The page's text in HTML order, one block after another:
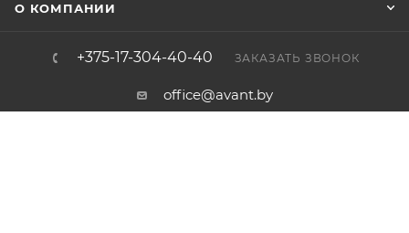
О КОМПАНИИ
+375-17-304-40-40 ЗАКАЗАТЬ ЗВОНОК
office@avant.by